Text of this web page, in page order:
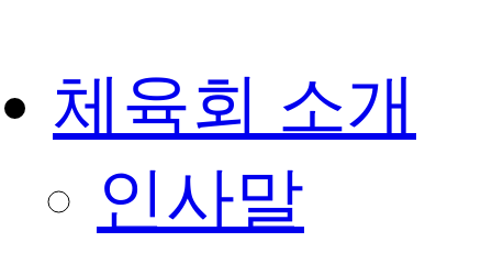
체육회 소개
인사말